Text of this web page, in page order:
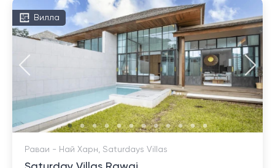
Вилла
Раваи - Най Харн, Saturdays Villas